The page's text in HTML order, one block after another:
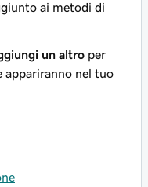
ai metodi di
un altro per
appariranno nel tuo